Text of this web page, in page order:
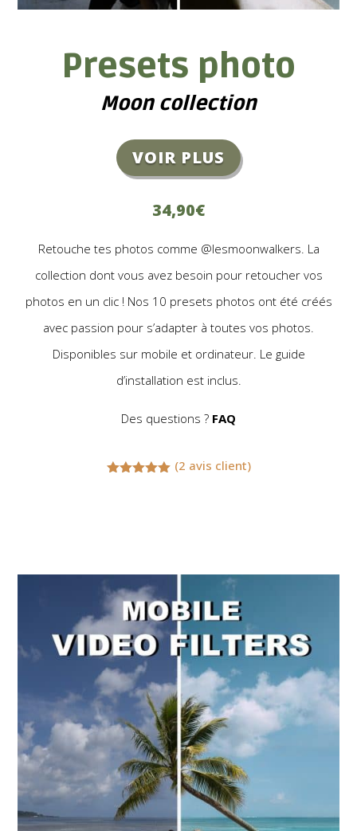
Presets photo
Moon collection
VOIR PLUS
34,90€
Retouche tes photos comme @lesmoonwalkers. La
collection dont vous avez besoin pour retoucher vos
photos en un clic ! Nos 10 presets photos ont été créés
avec passion pour s’adapter à toutes vos photos.
Disponibles sur mobile et ordinateur. Le guide
d’installation est inclus.
Des questions ? FAQ
(2 avis client)